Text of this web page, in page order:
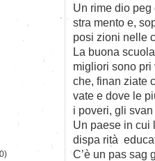
Un rime ­dio
stra ­mento e,
posi ­zioni nelle
La buona
migliori sono
­che, finan ­ziate
vate e dove le
i poveri, gli
Un paese in cui
dispa ­rità
C’è un pas ­sag